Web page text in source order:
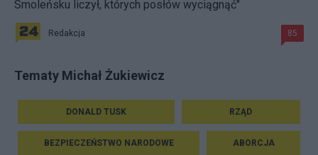
Smoleńsku liczył, których posłów wyciągnąć"
Redakcja 85
Tematy Michał Żukiewicz
DONALD TUSK RZĄD
BEZPIECZEŃSTWO NARODOWE ABORCJA